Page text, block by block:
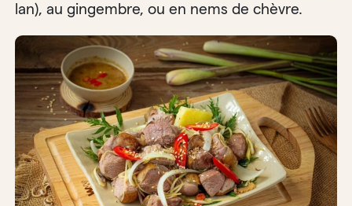
lan), au gingembre, ou en nems de chèvre.